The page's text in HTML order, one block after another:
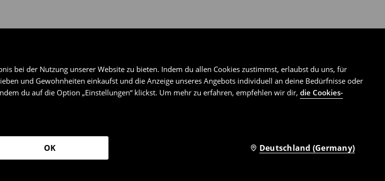
bei der Nutzung unserer Website zu bieten. Indem du allen Cookies zustimmst, erlaubst du uns, für
und Gewohnheiten einkaufst und die Anzeige unseres Angebots individuell an deine Bedürfnisse oder
du auf die Option „Einstellungen“ klickst. Um mehr zu erfahren, empfehlen wir dir, die Cookies-
OK Deutschland (Germany)